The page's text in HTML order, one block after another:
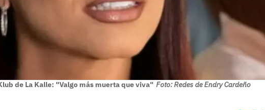
de La Kalle: "Valgo más muerta que viva" Foto: Redes de Endry Cardeño